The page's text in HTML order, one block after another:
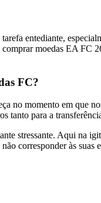
entediante,
moedas EA FC
FC?
no momento em que
tanto para a
stressante. Aqui na
corresponder às